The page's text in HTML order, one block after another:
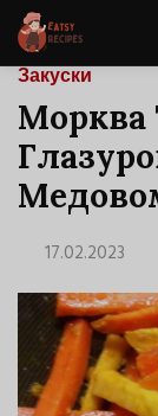
Закуски
Морква
17.02.2023